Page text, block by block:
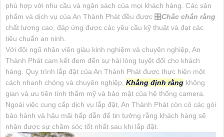
phù hợp với nhu cầu và ngân sách của mọi khách hàng. Các sản
phẩm và dịch vụ của An Thành Phát đều được 🎛Chắc chắn rằng
chất lượng cao, đáp ứng được các yêu cầu kỹ thuật và đạt các
tiêu chuẩn an ninh.
Với đội ngũ nhân viên giàu kinh nghiệm và chuyên nghiệp, An
Thành Phát cam kết đem đến sự hài lòng tuyệt đối cho khách
hàng. Quy trình lắp đặt của An Thành Phát được thực hiện một
cách nhanh chóng và chuyên nghiệp, Khẳng định rằng không
gian và ưu tiên tính thẩm mỹ và bảo mật của hệ thống camera.
Ngoài việc cung cấp dịch vụ lắp đặt, An Thành Phát còn có các gói
bảo hành và hậu mãi hấp dẫn để tin tưởng rằng khách hàng sẽ
nhận được sự chăm sóc tốt nhất sau khi lắp đặt.